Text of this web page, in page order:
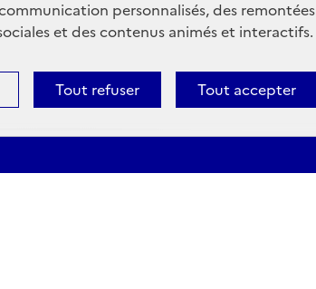
personnalisés, des remontées
et des contenus animés et interactifs.
Tout accepter
Tout refuser